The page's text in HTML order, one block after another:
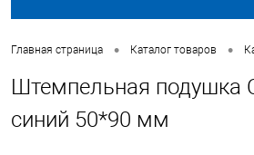
Главная страница • Каталог товаров •
Штемпельная подушка
синий 50*90 мм